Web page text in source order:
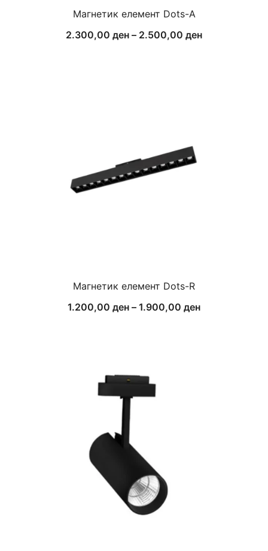
Магнетик елемент Dots-A
2.300,00 ден – 2.500,00 денPrice
Магнетик елемент Dots-R
1.200,00 ден – 1.900,00 денPrice